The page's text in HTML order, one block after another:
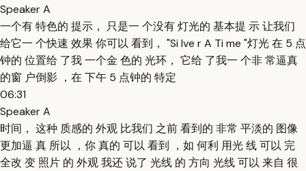
Speaker A
一个有 特色的 提示， 只是一 个没有 灯光的 基本提 示 让我们
给它一 个快速 效果 你可以 看到， "Si lve r A Ti me "灯光 在 5 点
钟的 位置给 了我 一个金 色的 光环， 它给 了我一 个非 常逼真
的窗 户倒影 ，在 下午 5 点钟的 特定
06:31
Speaker A
时间， 这种 质感的 外观 比我们 之前 看到的 非常 平淡的 图像
更加逼 真 所以 ，你 真的 可以 看到 ，如 何利 用光 线 可以 完
全改 变 照片 的 外观 我还 说了 光线 的 方向 光线 可以 来自 很